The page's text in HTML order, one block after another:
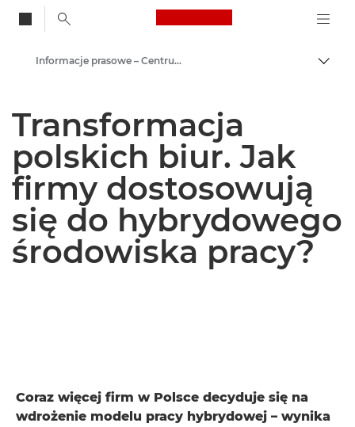
Canon Logo, back
Centrum prasowe
Informacje prasowe – Centrum Prasowe Canon
Transformacja
polskich biur. Jak
firmy dostosowują
się do hybrydowego
środowiska pracy?
Coraz więcej firm w Polsce decyduje się na
wdrożenie modelu pracy hybrydowej – wynika